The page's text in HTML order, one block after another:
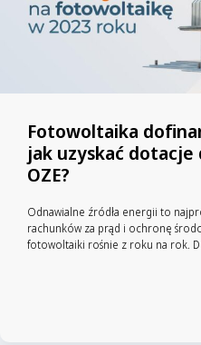
Fotowoltaika
jak uzyskać dotacje
OZE?
Odnawialne źródła energii to
rachunków za prąd i ochronę
fotowoltaiki rośnie z roku na rok.